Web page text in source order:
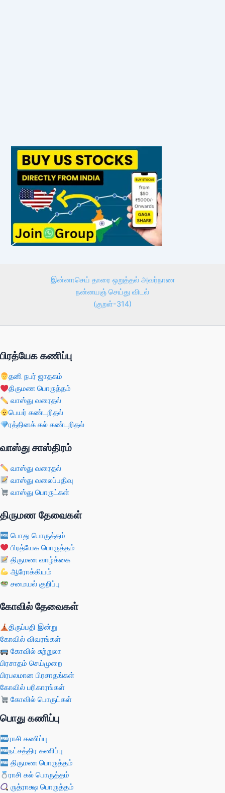
இன்னாசெய் தாரை ஒறுத்தல் அவர்நாண
நன்னயஞ் செய்து விடல்
(குறள்-314)
பிரத்யேக கணிப்பு
தனி நபர் ஜாதகம்
திருமண பொருத்தம்
வாஸ்து வரைதல்
பெயர் கண்டறிதல்
ரத்தினக் கல் கண்டறிதல்
வாஸ்து சாஸ்திரம்
வாஸ்து வரைதல்
வாஸ்து வலைப்பதிவு
வாஸ்து பொருட்கள்
திருமண தேவைகள்
பொது பொருத்தம்
பிரத்யேக பொருத்தம்
திருமண வாழ்க்கை
ஆரோக்கியம்
சமையல் குறிப்பு
கோவில் தேவைகள்
திருப்பதி இன்று
கோவில் விவரங்கள்
கோவில் சுற்றுலா
பிரசாதம் செய்முறை
பிரபலமான பிரசாதங்கள்
கோவில் பரிகாரங்கள்
கோவில் பொருட்கள்
பொது கணிப்பு
ராசி கணிப்பு
நட்சத்திர கணிப்பு
திருமண பொருத்தம்
ராசி கல் பொருத்தம்
ருத்ராக்ஷ பொருத்தம்